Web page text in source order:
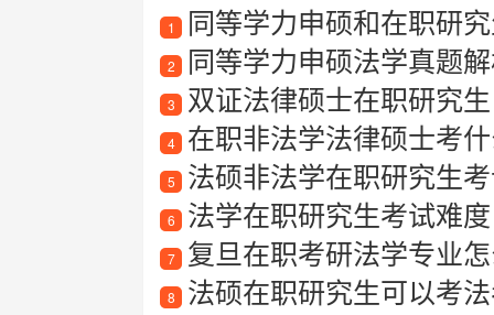
1 同等学力申硕和在职研
2 同等学力申硕法学真题
3 双证法律硕士在职研究生
4 在职非法学法律硕士考
5 法硕非法学在职研究生
6 法学在职研究生考试难度
7 复旦在职考研法学专业
8 法硕在职研究生可以考